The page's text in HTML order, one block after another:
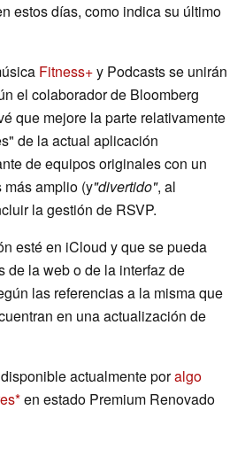
estos días, como indica su último
Fitness+y Podcasts se unirán
el colaborador de Bloomberg
que mejore la parte relativamente
de la actual aplicación
de equipos originales con un
amplio (y"divertido", al
la gestión de RSVP.
esté en iCloud y que se pueda
de la web o de la interfaz de
las referencias a la misma que
en una actualización de
actualmente poralgo
en estado Premium Renovado